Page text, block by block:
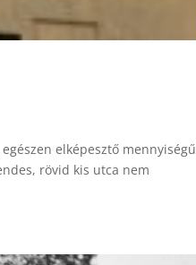
elképesztő mennyiségű
rövid kis utca nem